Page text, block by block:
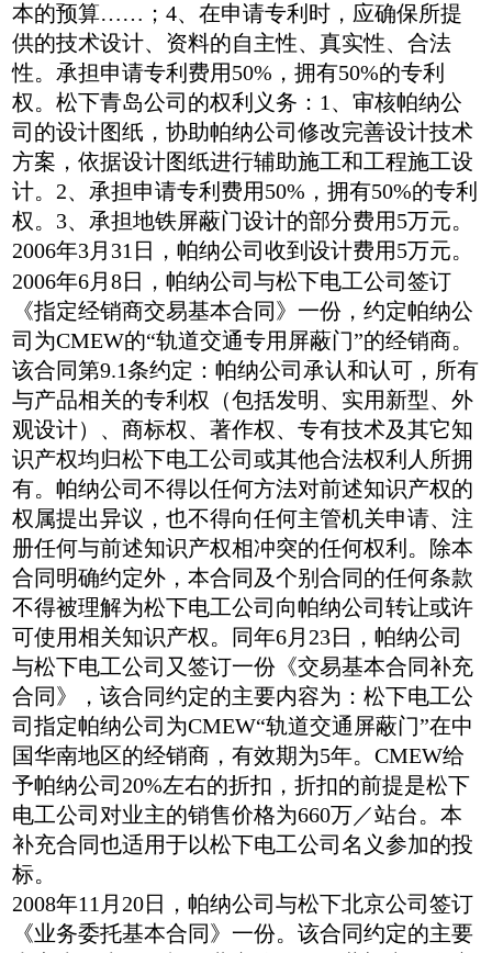
本的预算……；4、在申请专利时，应确保所提
供的技术设计、资料的自主性、真实性、合法
性。承担申请专利费用50%，拥有50%的专利
权。松下青岛公司的权利义务：1、审核帕纳公
司的设计图纸，协助帕纳公司修改完善设计技术
方案，依据设计图纸进行辅助施工和工程施工设
计。2、承担申请专利费用50%，拥有50%的专利
权。3、承担地铁屏蔽门设计的部分费用5万元。
2006年3月31日，帕纳公司收到设计费用5万元。
2006年6月8日，帕纳公司与松下电工公司签订
《指定经销商交易基本合同》一份，约定帕纳公
司为CMEW的“轨道交通专用屏蔽门”的经销商。
该合同第9.1条约定：帕纳公司承认和认可，所有
与产品相关的专利权（包括发明、实用新型、外
观设计）、商标权、著作权、专有技术及其它知
识产权均归松下电工公司或其他合法权利人所拥
有。帕纳公司不得以任何方法对前述知识产权的
权属提出异议，也不得向任何主管机关申请、注
册任何与前述知识产权相冲突的任何权利。除本
合同明确约定外，本合同及个别合同的任何条款
不得被理解为松下电工公司向帕纳公司转让或许
可使用相关知识产权。同年6月23日，帕纳公司
与松下电工公司又签订一份《交易基本合同补充
合同》，该合同约定的主要内容为：松下电工公
司指定帕纳公司为CMEW“轨道交通屏蔽门”在中
国华南地区的经销商，有效期为5年。CMEW给
予帕纳公司20%左右的折扣，折扣的前提是松下
电工公司对业主的销售价格为660万／站台。本
补充合同也适用于以松下电工公司名义参加的投
标。
2008年11月20日，帕纳公司与松下北京公司签订
《业务委托基本合同》一份。该合同约定的主要